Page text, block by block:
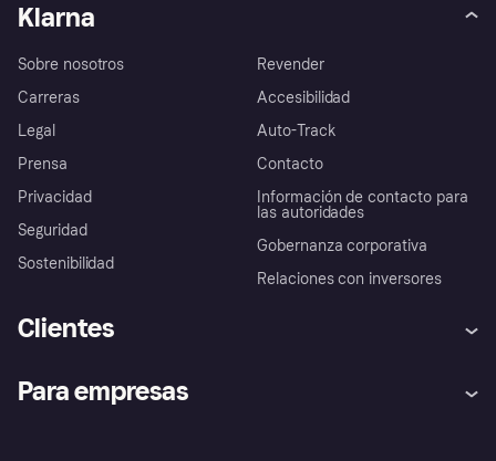
Klarna
Sobre nosotros
Carreras
Legal
Prensa
Privacidad
Seguridad
Sostenibilidad
Revender
Accesibilidad
Auto-Track
Contacto
Información de contacto para
las autoridades
Gobernanza corporativa
Relaciones con inversores
Clientes
Inicio de sesión
Para empresas